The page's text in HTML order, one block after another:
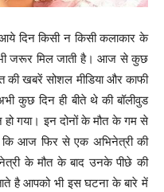
दिन किसी न किसी कलाकार के
जरूर मिल जाती है। आज से कुछ
की खबरें सोशल मीडिया और काफी
कुछ दिन ही बीते थे की बॉलीवुड
हो गया। इन दोनों के मौत के गम से
कि आज फिर से एक अभिनेत्री की
के मौत के बाद उनके पीछे की
है आपको भी इस घटना के बारे में